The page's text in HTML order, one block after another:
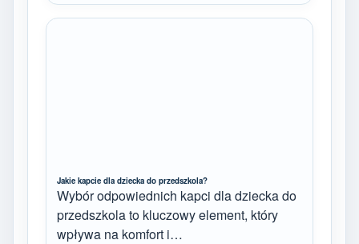
Jakie kapcie dla dziecka do przedszkola?
Wybór odpowiednich kapci dla dziecka do
przedszkola to kluczowy element, który
wpływa na komfort i…